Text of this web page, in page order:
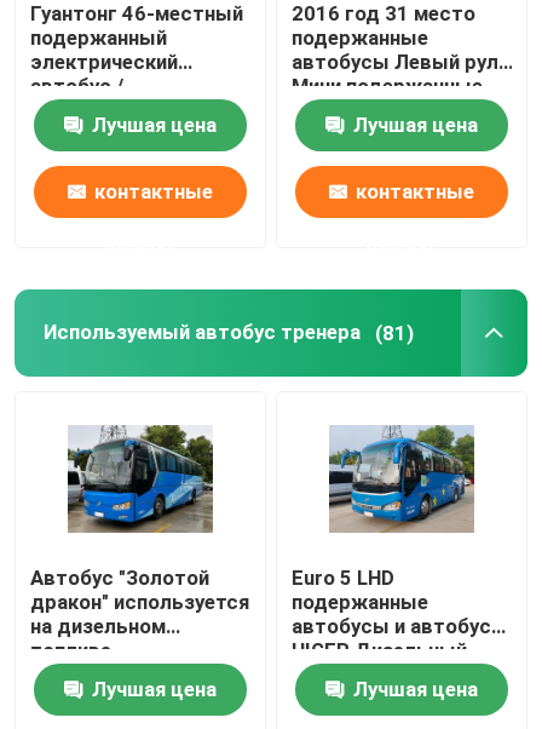
Гуантонг 46-местный
подержанный
электрический
автобус /
пассажирский
автобус вторая рука
Лучшая цена
контактные
2016 год 31 место
подержанные
автобусы Левый руль
Мини подержанные
автобусы
Лучшая цена
контактные
Используемый автобус тренера (81)
Автобус "Золотой
дракон" используется
на дизельном
топливе
Лучшая цена
Euro 5 LHD
подержанные
автобусы и автобусы
HIGER Дизельный
подержанный
автобус 38 мест
Лучшая цена